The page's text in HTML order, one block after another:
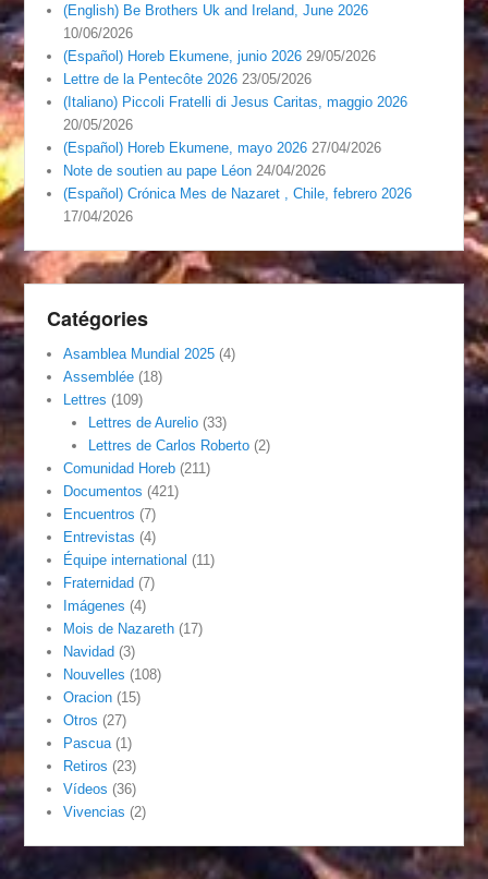
(English) Be Brothers Uk and Ireland, June 2026
10/06/2026
(Español) Horeb Ekumene, junio 2026 29/05/2026
Lettre de la Pentecôte 2026 23/05/2026
(Italiano) Piccoli Fratelli di Jesus Caritas, maggio 2026
20/05/2026
(Español) Horeb Ekumene, mayo 2026 27/04/2026
Note de soutien au pape Léon 24/04/2026
(Español) Crónica Mes de Nazaret , Chile, febrero 2026
17/04/2026
Catégories
Asamblea Mundial 2025 (4)
Assemblée (18)
Lettres (109)
Lettres de Aurelio(33)
Lettres de Carlos Roberto(2)
Comunidad Horeb (211)
Documentos (421)
Encuentros (7)
Entrevistas (4)
Équipe international (11)
Fraternidad (7)
Imágenes (4)
Mois de Nazareth (17)
Navidad (3)
Nouvelles (108)
Oracion (15)
Otros (27)
Pascua (1)
Retiros (23)
Vídeos (36)
Vivencias (2)